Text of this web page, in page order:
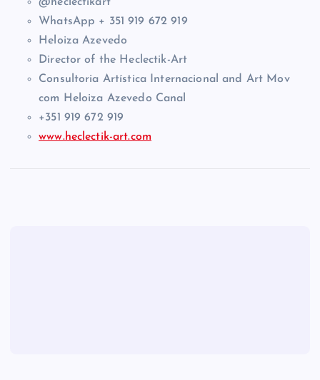
@heclectikart
WhatsApp + 351 919 672 919
Heloiza Azevedo
Director of the Heclectik-Art
Consultoria Artística Internacional and Art Mov
com Heloiza Azevedo Canal
+351 919 672 919
www.heclectik-art.com